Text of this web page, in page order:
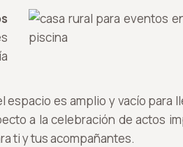
es amplio y vacío para
a la celebración de actos
ti y tus acompañantes.